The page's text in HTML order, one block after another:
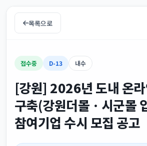
목록으로
접수중 D-13 내수
[강원] 2026년 도내 온
구축(강원더몰ㆍ시군몰
참여기업 수시 모집 공고